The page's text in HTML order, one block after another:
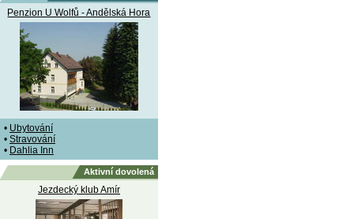
Penzion U Wolfů - Andělská Hora
• Ubytování
• Stravování
• Dahlia Inn
Aktivní dovolená
Jezdecký klub Amír